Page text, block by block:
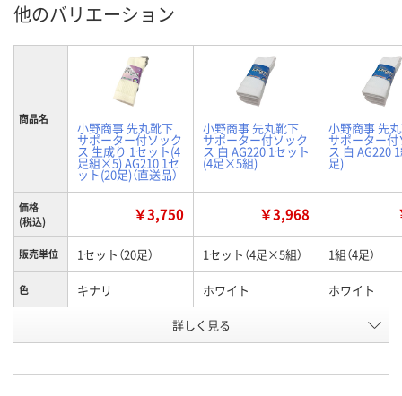
他のバリエーション
商品名
小野商事 先丸靴下
サポーター付ソック
ス 生成り 1セット(4
足組×5) AG210 1セ
ット(20足)（直送品）
小野商事 先丸靴下
サポーター付ソック
ス 白 AG220 1セット
(4足×5組)
小野商事 先
サポーター付
ス 白 AG220
足)
価格
(税込)
￥3,750 ￥3,968
販売単位 1セット（20足） 1セット（4足×5組） 1組（4足）
色 キナリ ホワイト ホワイト
PU74446 EX61633
詳しく見る